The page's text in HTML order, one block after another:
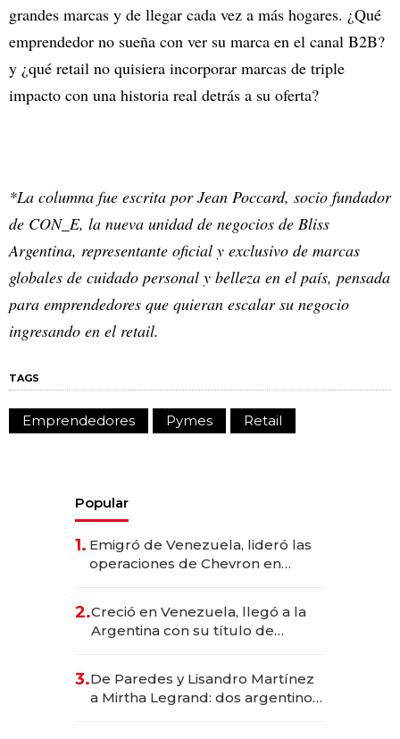
grandes marcas y de llegar cada vez a más hogares. ¿Qué
emprendedor no sueña con ver su marca en el canal B2B?
y ¿qué retail no quisiera incorporar marcas de triple
impacto con una historia real detrás a su oferta?
*La columna fue escrita por Jean Poccard, socio fundador
de CON_E, la nueva unidad de negocios de Bliss
Argentina, representante oficial y exclusivo de marcas
globales de cuidado personal y belleza en el país, pensada
para emprendedores que quieran escalar su negocio
ingresando en el retail.
TAGS
Emprendedores Pymes Retail
Popular
1. Emigró de Venezuela, lideró las
operaciones de Chevron en
2.Creció en Venezuela, llegó a la
Argentina con su título de
las marcas "fast premium"
3.De Paredes y Lisandro Martínez
a Mirtha Legrand: dos argentinos